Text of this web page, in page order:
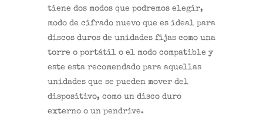
tiene dos modos que podremos elegir,
modo de cifrado nuevo que es ideal para
discos duros de unidades fijas como una
torre o portátil o el modo compatible y
este esta recomendado para aquellas
unidades que se pueden mover del
dispositivo, como un disco duro
externo o un pendrive.